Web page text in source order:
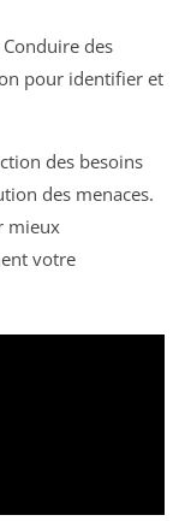
des
pour identifier et
des besoins
des menaces.
mieux
votre